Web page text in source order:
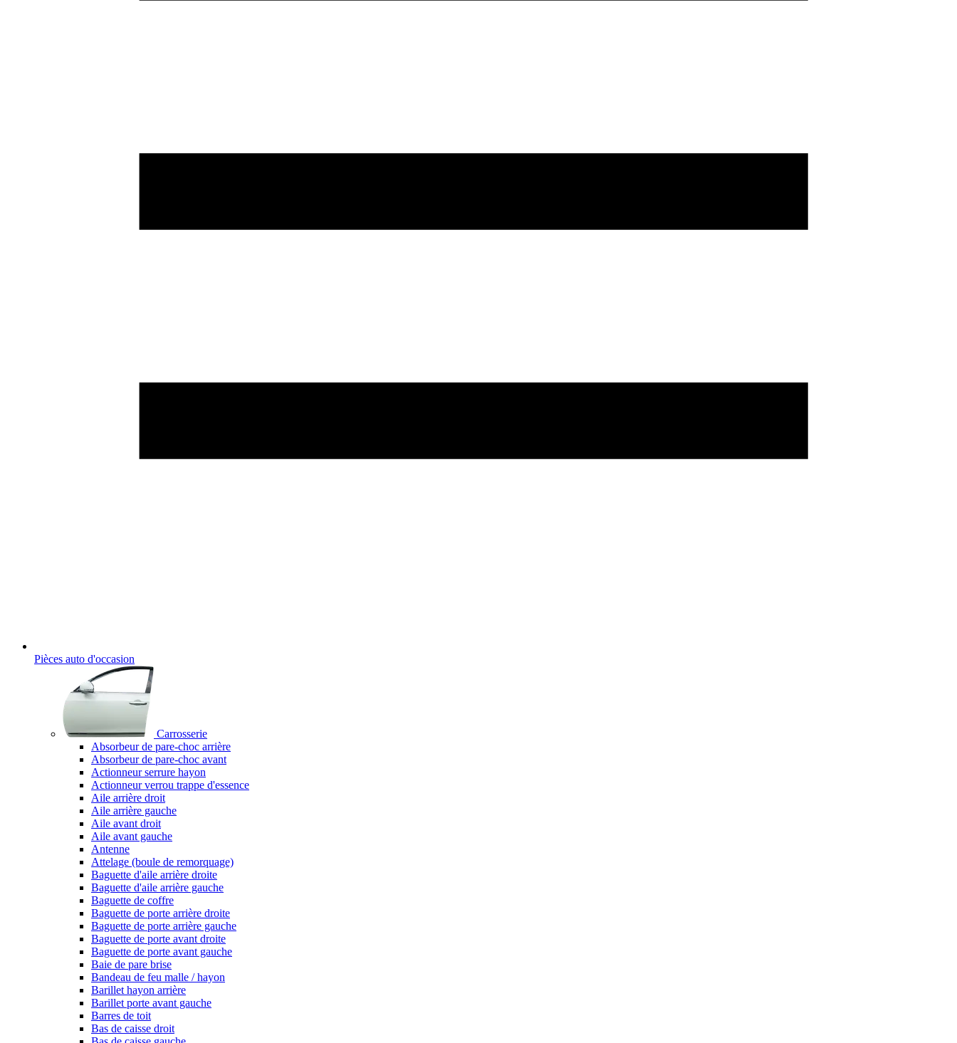
Pièces auto d'occasion
Carrosserie
Absorbeur de pare-choc arrière
Absorbeur de pare-choc avant
Actionneur serrure hayon
Actionneur verrou trappe d'essence
Aile arrière droit
Aile arrière gauche
Aile avant droit
Aile avant gauche
Antenne
Attelage (boule de remorquage)
Baguette d'aile arrière droite
Baguette d'aile arrière gauche
Baguette de coffre
Baguette de porte arrière droite
Baguette de porte arrière gauche
Baguette de porte avant droite
Baguette de porte avant gauche
Baie de pare brise
Bandeau de feu malle / hayon
Barillet hayon arrière
Barillet porte avant gauche
Barres de toit
Bas de caisse droit